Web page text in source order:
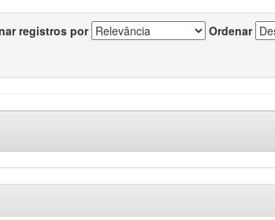
registros por Ordenar